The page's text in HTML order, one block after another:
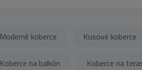
Moderné koberce Kusové koberce
Koberce na balkón Koberce na